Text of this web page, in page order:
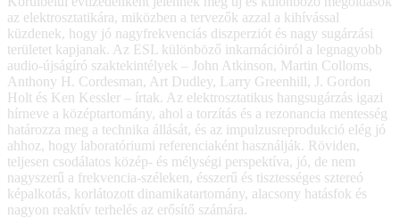
az elektrosztatikára, miközben a tervezők azzal a kihívással
küzdenek, hogy jó nagyfrekvenciás diszperziót és nagy sugárzási
területet kapjanak. Az ESL különböző inkarnációiról a legnagyobb
audio-újságíró szaktekintélyek – John Atkinson, Martin Colloms,
Anthony H. Cordesman, Art Dudley, Larry Greenhill, J. Gordon
Holt és Ken Kessler – írtak. Az elektrosztatikus hangsugárzás igazi
hírneve a középtartomány, ahol a torzítás és a rezonancia mentesség
határozza meg a technika állását, és az impulzusreprodukció elég jó
ahhoz, hogy laboratóriumi referenciaként használják. Röviden,
teljesen csodálatos közép- és mélységi perspektíva, jó, de nem
nagyszerű a frekvencia-széleken, ésszerű és tisztességes sztereó
képalkotás, korlátozott dinamikatartomány, alacsony hatásfok és
nagyon reaktív terhelés az erősítő számára.